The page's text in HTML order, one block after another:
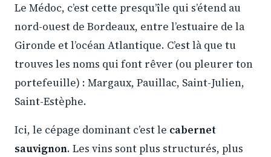
Le Médoc, c’est cette presqu’île qui s’étend au
nord-ouest de Bordeaux, entre l’estuaire de la
Gironde et l’océan Atlantique. C’est là que tu
trouves les noms qui font rêver (ou pleurer ton
portefeuille) : Margaux, Pauillac, Saint-Julien,
Saint-Estèphe.
Ici, le cépage dominant c’est le cabernet
sauvignon. Les vins sont plus structurés, plus